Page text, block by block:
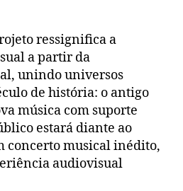
ressignifica a
a partir da
unindo universos
de história: o antigo
música com suporte
estará diante ao
concerto musical inédito,
audiovisual